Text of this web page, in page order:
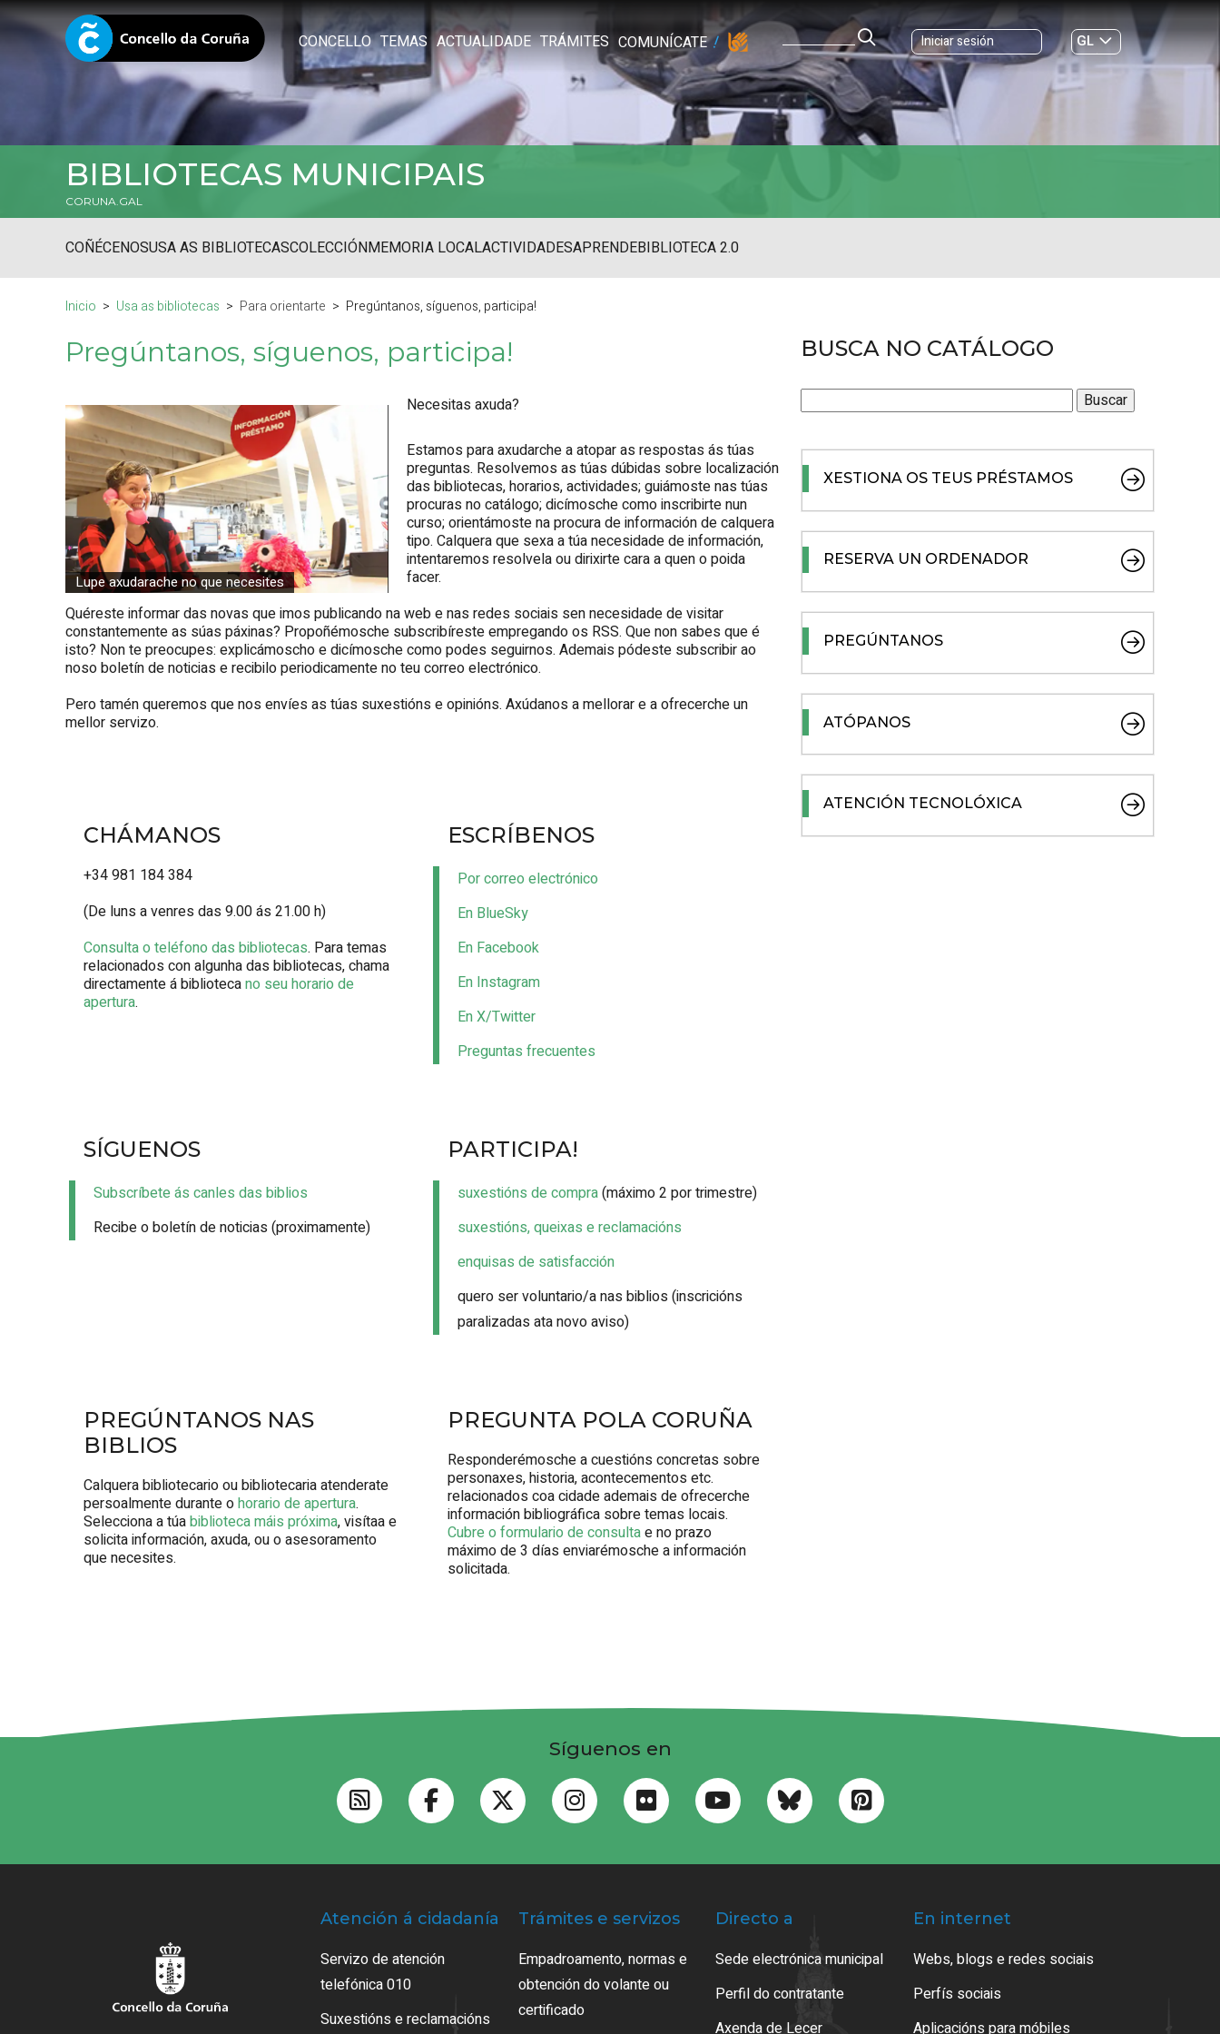
CONCELLO TEMAS ACTUALIDADE TRÁMITES COMUNÍCATE Iniciar sesión
GL
ES|
BIBLIOTECAS MUNICIPAIS
CORUNA.GAL
COÑÉCENOSUSA AS BIBLIOTECASCOLECCIÓNMEMORIA LOCALACTIVIDADESAPRENDEBIBLIOTECA 2.0
Inicio Usa as bibliotecas Para orientarte Pregúntanos, síguenos, participa!
Pregúntanos, síguenos, participa!
Lupe axudarache no que necesites
Necesitas axuda?
Estamos para axudarche a atopar as respostas ás túas
preguntas. Resolvemos as túas dúbidas sobre localización
das bibliotecas, horarios, actividades; guiámoste nas túas
procuras no catálogo; dicímosche como inscribirte nun
curso; orientámoste na procura de información de calquera
tipo. Calquera que sexa a túa necesidade de información,
intentaremos resolvela ou dirixirte cara a quen o poida
facer.
Quéreste informar das novas que imos publicando na web e nas redes sociais sen necesidade de visitar
constantemente as súas páxinas? Propoñémosche subscribíreste empregando os RSS. Que non sabes que é
isto? Non te preocupes: explicámoscho e dicímosche como podes seguirnos. Ademais pódeste subscribir ao
noso boletín de noticias e recibilo periodicamente no teu correo electrónico.
Pero tamén queremos que nos envíes as túas suxestións e opinións. Axúdanos a mellorar e a ofrecerche un
mellor servizo.
CHÁMANOS
+34 981 184 384
(De luns a venres das 9.00 ás 21.00 h)
Consulta o teléfono das bibliotecas. Para temas
relacionados con algunha das bibliotecas, chama
directamente á bibliotecano seu horario de
apertura.
ESCRÍBENOS
Por correo electrónico
En BlueSky
En Facebook
En Instagram
En X/Twitter
Preguntas frecuentes
SÍGUENOS
Subscríbete ás canles das biblios
Recibe o boletín de noticias (proximamente)
PARTICIPA!
suxestións de compra(máximo 2 por trimestre)
suxestións, queixas e reclamacións
enquisas de satisfacción
quero ser voluntario/a nas biblios (inscricións
paralizadas ata novo aviso)
PREGÚNTANOS NAS
BIBLIOS
Calquera bibliotecario ou bibliotecaria atenderate
persoalmente durante ohorario de apertura.
Selecciona a túabiblioteca máis próxima, visítaa e
solicita información, axuda, ou o asesoramento
que necesites.
PREGUNTA POLA CORUÑA
Responderémosche a cuestións concretas sobre
personaxes, historia, acontecementos etc.
relacionados coa cidade ademais de ofrecerche
información bibliográfica sobre temas locais.
Cubre o formulario de consultae no prazo
máximo de 3 días enviarémosche a información
solicitada.
BUSCA NO CATÁLOGO
XESTIONA OS TEUS PRÉSTAMOS
RESERVA UN ORDENADOR
PREGÚNTANOS
ATÓPANOS
ATENCIÓN TECNOLÓXICA
Síguenos en
Atención á cidadanía
Servizo de atención
telefónica 010
Suxestións e reclamacións
Trámites e servizos
Empadroamento, normas e
obtención do volante ou
certificado
Directo a
Sede electrónica municipal
Perfil do contratante
Axenda de Lecer
En internet
Webs, blogs e redes sociais
Perfís sociais
Aplicacións para móbiles